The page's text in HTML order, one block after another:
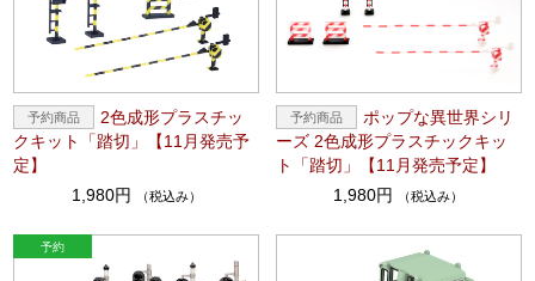
2色成形プラスチッ
クキット「踏切」【11月発売予
定】
1,980円
（税込み）
ポップな異世界シリ
ーズ 2色成形プラスチックキッ
ト「踏切」【11月発売予定】
1,980円
（税込み）